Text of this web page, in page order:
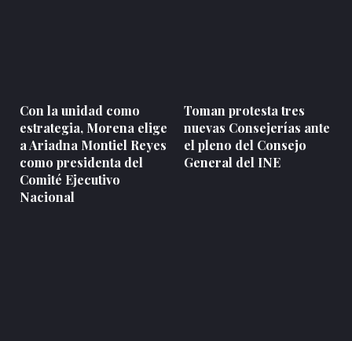
Con la unidad como
estrategia, Morena elige
a Ariadna Montiel Reyes
como presidenta del
Comité Ejecutivo
Nacional
Toman protesta tres
nuevas Consejerías ante
el pleno del Consejo
General del INE